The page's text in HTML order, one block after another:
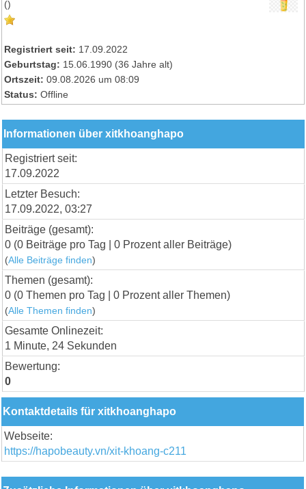
()
Registriert seit: 17.09.2022
Geburtstag: 15.06.1990 (36 Jahre alt)
Ortszeit: 09.08.2026 um 08:09
Status: Offline
Informationen über xitkhoanghapo
Registriert seit:
17.09.2022
Letzter Besuch:
17.09.2022, 03:27
Beiträge (gesamt):
0 (0 Beiträge pro Tag | 0 Prozent aller Beiträge)
(Alle Beiträge finden)
Themen (gesamt):
0 (0 Themen pro Tag | 0 Prozent aller Themen)
(Alle Themen finden)
Gesamte Onlinezeit:
1 Minute, 24 Sekunden
Bewertung:
0
Kontaktdetails für xitkhoanghapo
Webseite:
https://hapobeauty.vn/xit-khoang-c211